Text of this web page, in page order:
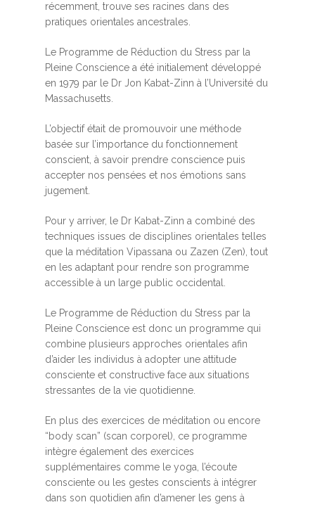
récemment, trouve ses racines dans des
pratiques orientales ancestrales.
Le Programme de Réduction du Stress par la
Pleine Conscience a été initialement développé
en 1979 par le Dr Jon Kabat-Zinn à l’Université du
Massachusetts.
L’objectif était de promouvoir une méthode
basée sur l’importance du fonctionnement
conscient, à savoir prendre conscience puis
accepter nos pensées et nos émotions sans
jugement.
Pour y arriver, le Dr Kabat-Zinn a combiné des
techniques issues de disciplines orientales telles
que la méditation Vipassana ou Zazen (Zen), tout
en les adaptant pour rendre son programme
accessible à un large public occidental.
Le Programme de Réduction du Stress par la
Pleine Conscience est donc un programme qui
combine plusieurs approches orientales afin
d’aider les individus à adopter une attitude
consciente et constructive face aux situations
stressantes de la vie quotidienne.
En plus des exercices de méditation ou encore
“body scan” (scan corporel), ce programme
intègre également des exercices
supplémentaires comme le yoga, l’écoute
consciente ou les gestes conscients à intégrer
dans son quotidien afin d’amener les gens à